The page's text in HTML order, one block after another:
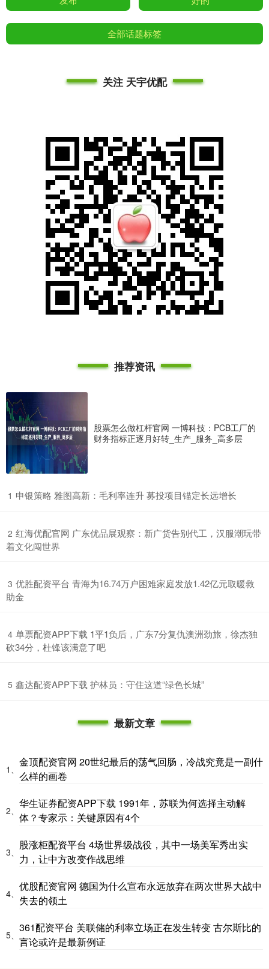
全部话题标签
关注 天宇优配
推荐资讯
股票怎么做杠杆官网 一博科技：PCB工厂的
财务指标正逐月好转_生产_服务_高多层
1 ​申银策略 雅图高新：毛利率连升 募投项目锚定长远增长
2 ​红海优配官网 广东优品展观察：新广货告别代工，汉服潮玩带
着文化闯世界
3 ​优胜配资平台 青海为16.74万户困难家庭发放1.42亿元取暖救
助金
4 ​单票配资APP下载 1平1负后，广东7分复仇澳洲劲旅，徐杰独
砍34分，杜锋该满意了吧
5 ​鑫达配资APP下载 护林员：守住这道“绿色长城”
最新文章
1、
金顶配资官网 20世纪最后的荡气回肠，冷战究竟是一副什
么样的画卷
2、
华生证券配资APP下载 1991年，苏联为何选择主动解
体？专家示：关键原因有4个
3、
股涨柜配资平台 4场世界级战役，其中一场美军秀出实
力，让中方改变作战思维
4、
优股配资官网 德国为什么宣布永远放弃在两次世界大战中
失去的领土
5、
361配资平台 美联储的利率立场正在发生转变 古尔斯比的
言论或许是最新例证